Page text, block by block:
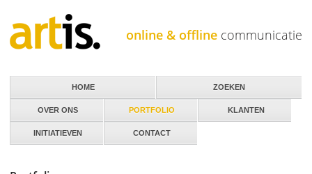
online & offline communicatie
HOME
OVER ONS PORTFOLIO KLANTEN
INITIATIEVEN CONTACT
ZOEKEN